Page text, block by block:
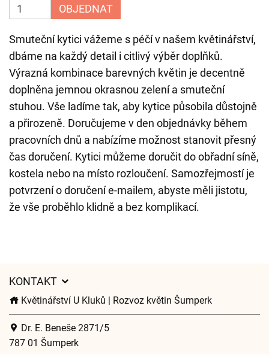
OBJEDNAT
Smuteční kytici vážeme s péčí v našem květinářství,
dbáme na každý detail i citlivý výběr doplňků.
Výrazná kombinace barevných květin je decentně
doplněna jemnou okrasnou zelení a smuteční
stuhou. Vše ladíme tak, aby kytice působila důstojně
a přirozeně. Doručujeme v den objednávky během
pracovních dnů a nabízíme možnost stanovit přesný
čas doručení. Kytici můžeme doručit do obřadní síně,
kostela nebo na místo rozloučení. Samozřejmostí je
potvrzení o doručení e-mailem, abyste měli jistotu,
že vše proběhlo klidně a bez komplikací.
KONTAKT
Květinářství U Kluků | Rozvoz květin Šumperk
Dr. E. Beneše 2871/5
787 01 Šumperk